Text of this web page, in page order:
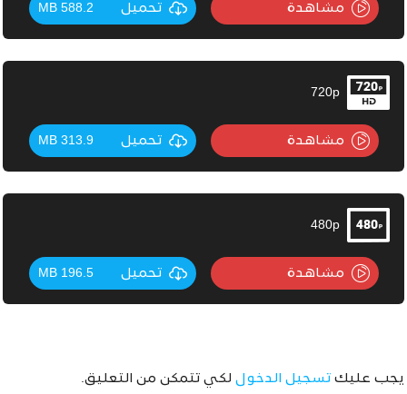
مشاهدة تحميل 588.2 MB
720p
مشاهدة تحميل 313.9 MB
480p
مشاهدة تحميل 196.5 MB
يجب عليك تسجيل الدخول لكي تتمكن من التعليق.